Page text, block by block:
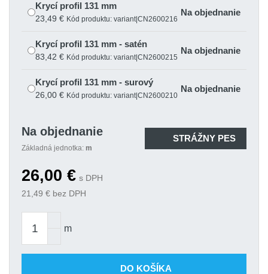
Krycí profil 131 mm
23,49 € Kód produktu: variant|CN2600216
Na objednanie
Krycí profil 131 mm - satén
83,42 € Kód produktu: variant|CN2600215
Na objednanie
Krycí profil 131 mm - surový
26,00 € Kód produktu: variant|CN2600210
Na objednanie
Na objednanie
Základná jednotka: m
STRÁŽNY PES
26,00 € s DPH
21,49 € bez DPH
m
DO KOŠÍKA